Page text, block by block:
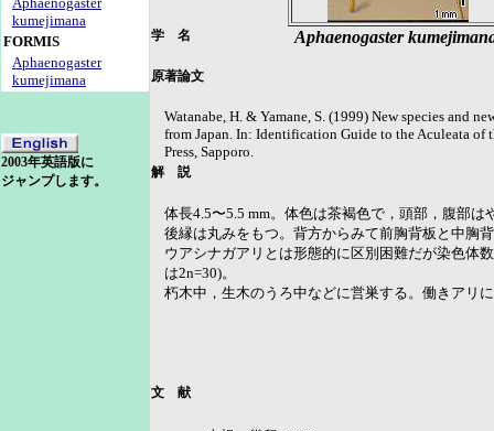
kumejimana
FORMIS
Aphaenogaster
kumejimana
2003年英語版に
ジャンプします。
学 名 Aphaenogaster
原著論文
Watanabe, H. & Yamane, S. (1999) New species and
from Japan. In: Identification Guide to the Aculeata of
Press, Sapporo.
解 説
体長4.5〜5.5 mm。体色は茶褐色で，頭部，腹部
後縁は丸みをもつ。背方からみて前胸背板と中胸
ウアシナガアリとは形態的に区別困難だが染色体
は2n=30)。
朽木中，生木のうろ中などに営巣する。働きアリ
文 献